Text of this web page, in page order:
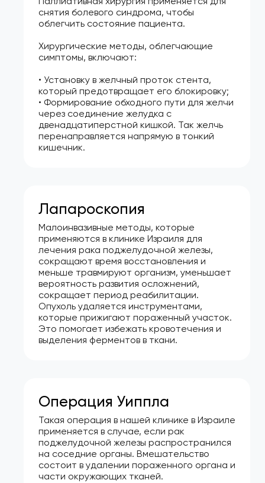
снятия болевого синдрома, чтобы
облегчить состояние пациента.
Хирургические методы, облегчающие
симптомы, включают:
• Установку в желчный проток стента,
который предотвращает его блокировку;
• Формирование обходного пути для желчи
через соединение желудка с
двенадцатиперстной кишкой. Так желчь
перенаправляется напрямую в тонкий
кишечник.
Лапароскопия
Малоинвазивные методы, которые
применяются в клинике Израиля для
лечения рака поджелудочной железы,
сокращают время восстановления и
меньше травмируют организм, уменьшает
вероятность развития осложнений,
сокращает период реабилитации.
Опухоль удаляется инструментами,
которые прижигают пораженный участок.
Это помогает избежать кровотечения и
выделения ферментов в ткани.
Операция Уиппла
Такая операция в нашей клинике в Израиле
применяется в случае, если рак
поджелудочной железы распространился
на соседние органы. Вмешательство
состоит в удалении пораженного органа и
части окружающих тканей.